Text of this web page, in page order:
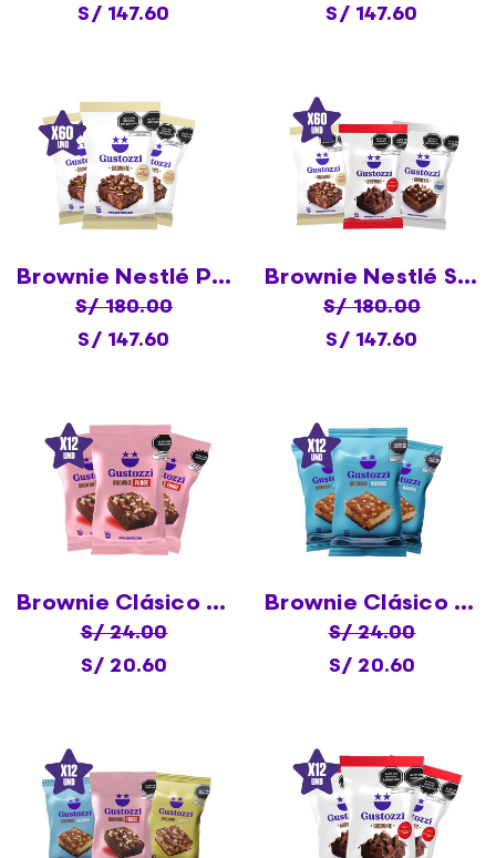
S/ 147.60
S/ 147.60
Brownie Nestlé Princesa X60
S/ 180.00
S/ 147.60
Brownie Nestlé Surtido X60
S/ 180.00
S/ 147.60
Brownie Clásico Fudge X12
S/ 24.00
S/ 20.60
Brownie Clásico Mármol X12
S/ 24.00
S/ 20.60